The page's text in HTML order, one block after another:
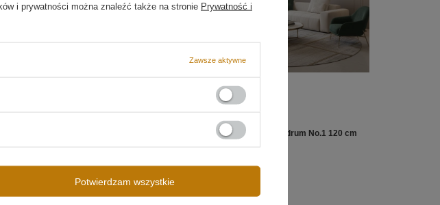
zł / szt.
Lampa wisząca Led Quadrum No.1 120 cm
1 619,00 zł /
i prywatności można znaleźć także na stronie Prywatność i
Zawsze aktywne
Potwierdzam wszystkie